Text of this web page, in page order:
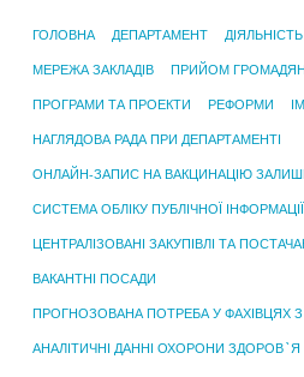
ГОЛОВНА ДЕПАРТАМЕНТ ДІЯЛЬНІСТЬ
МЕРЕЖА ЗАКЛАДІВ ПРИЙОМ ГРОМАДЯН
ПРОГРАМИ ТА ПРОЕКТИ РЕФОРМИ
НАГЛЯДОВА РАДА ПРИ ДЕПАРТАМЕНТІ
ОНЛАЙН-ЗАПИС НА ВАКЦИНАЦІЮ
СИСТЕМА ОБЛІКУ ПУБЛІЧНОЇ
ЦЕНТРАЛІЗОВАНІ ЗАКУПІВЛІ ТА
ВАКАНТНІ ПОСАДИ
ПРОГНОЗОВАНА ПОТРЕБА У ФАХІВЦЯХ
АНАЛІТИЧНІ ДАННІ ОХОРОНИ ЗДОРОВ`Я